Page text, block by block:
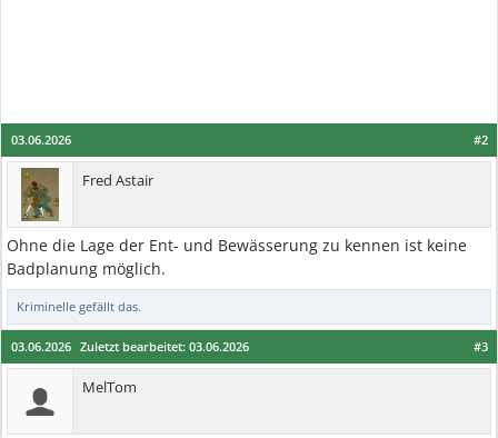
#2
03.06.2026
Fred Astair
Ohne die Lage der Ent- und Bewässerung zu kennen ist keine
Badplanung möglich.
Kriminelle gefällt das.
#3
03.06.2026 Zuletzt bearbeitet: 03.06.2026
MelTom